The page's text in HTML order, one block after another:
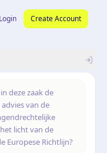
to dark theme
Login Create Account
deze zaak de
van de
licht van de
Europese Richtlijn?